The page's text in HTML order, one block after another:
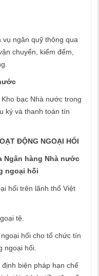
ngân quỹ thông qua
chuyển, kiểm đếm,
bạc Nhà nước trong
ký và thanh toán tín
ĐỘNG NGOẠI HỐI
Ngân hàng Nhà nước
ngoại hối
hối trên lãnh thổ Việt
tệ.
hối cho tổ chức tín
ngoại hối.
biện pháp hạn chế